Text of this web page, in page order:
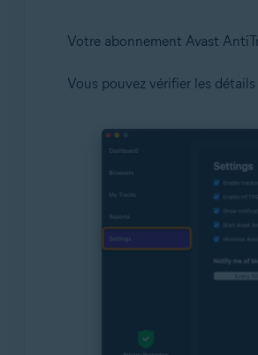
Votre abonnement Avast
Vous pouvez vérifier les